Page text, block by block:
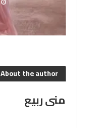
About the author
منى ربيع